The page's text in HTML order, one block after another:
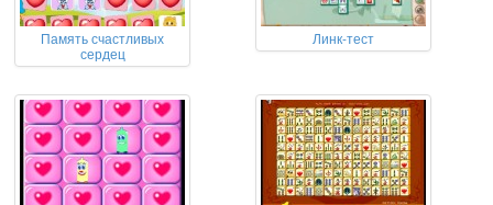
Память счастливых
сердец
Линк-тест